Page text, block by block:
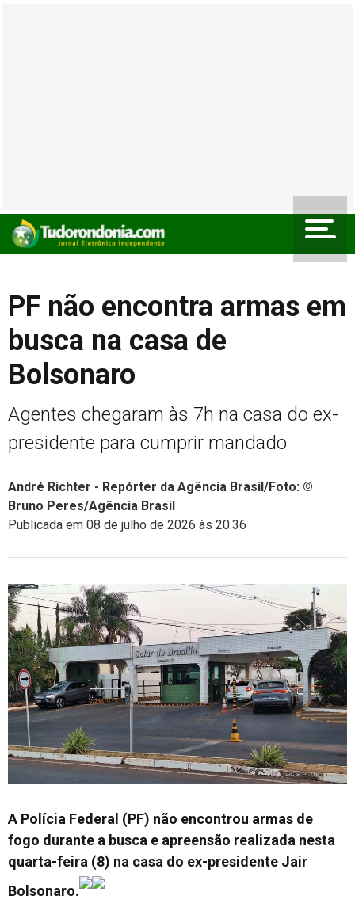
PF não encontra armas em
busca na casa de
Bolsonaro
Agentes chegaram às 7h na casa do ex-
presidente para cumprir mandado
André Richter - Repórter da Agência Brasil/Foto: ©
Bruno Peres/Agência Brasil
Publicada em 08 de julho de 2026 às 20:36
A Polícia Federal (PF) não encontrou armas de
fogo durante a busca e apreensão realizada nesta
quarta-feira (8) na casa do ex-presidente Jair
Bolsonaro.